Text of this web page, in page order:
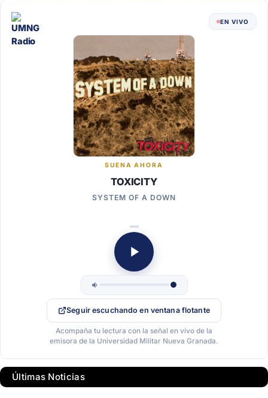
EN VIVO
SUENA AHORA
TOXICITY
SYSTEM OF A DOWN
Seguir escuchando en ventana flotante
Acompaña tu lectura con la señal en vivo de la
emisora de la Universidad Militar Nueva Granada.
Últimas Noticias